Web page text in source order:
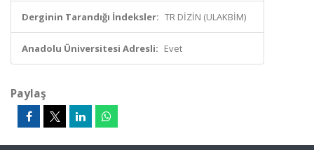
Derginin Tarandığı İndeksler: TR DİZİN (ULAKBİM)
Anadolu Üniversitesi Adresli: Evet
Paylaş